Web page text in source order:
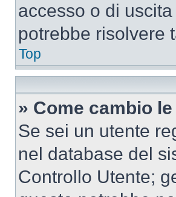
accesso o di
potrebbe risolvere
Top
» Come cambio
Se sei un utente
nel database del
Controllo Utente;